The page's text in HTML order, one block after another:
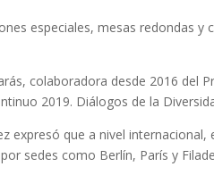
especiales, mesas redondas y
colaboradora desde 2016 del
2019. Diálogos de la
expresó que a nivel
sedes como Berlín, París y